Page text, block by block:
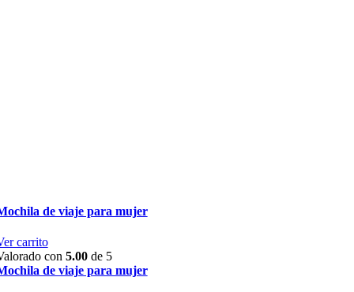
de viaje para mujer
carrito
con 5.00de 5
de viaje para mujer